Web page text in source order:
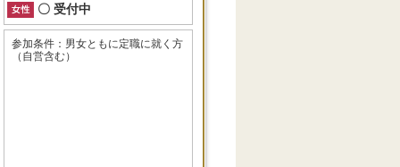
〇 受付中
参加条件：男女ともに定職に就く方
（自営含む）